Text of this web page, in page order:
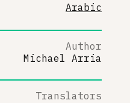
Arabic
Author
Michael Arria
Translators